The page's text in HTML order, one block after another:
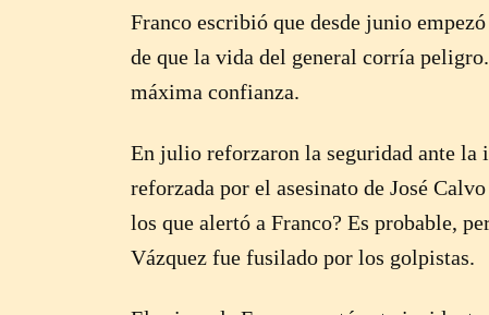
Franco escribió que desde junio
de que la vida del general corría
máxima confianza.
En julio reforzaron la seguridad ante la
reforzada por el asesinato de José
los que alertó a Franco? Es probable,
Vázquez fue fusilado por los golpistas.